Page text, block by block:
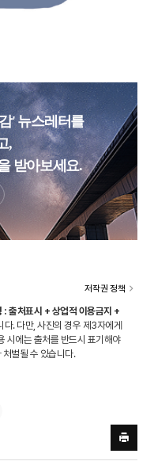
' 뉴스레터를
,
받아보세요.
저작권 정책
: 출처표시 + 상업적 이용금지 +
. 다만, 사진의 경우 제3자에게
시에는 출처를 반드시 표기해야
벌될 수 있습니다.
프린트
하기